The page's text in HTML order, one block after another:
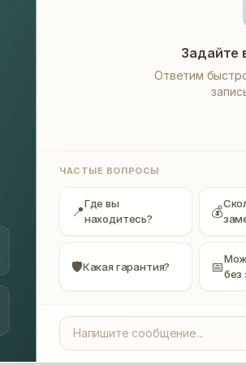
Задайте
Ответим
ЧАСТЫЕ ВОПРОСЫ
📍Где вы
находитесь?
💰
🛡Какая гарантия? 📅без